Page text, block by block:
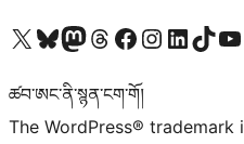
Visit our X (formerly Twitter) account
Visit our Bluesky account
Visit our Mastodon account
Visit our Threads account
Visit our Facebook page
Visit our Instagram account
Visit our LinkedIn
Visit ourVisit
ཚབ་ཨང་ནི་སྙན་ངག་གོ།
The WordPress®